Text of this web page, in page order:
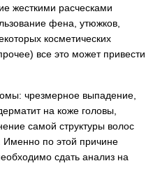
жесткими расческами
фена, утюжков,
косметических
все это может привести
чрезмерное выпадение,
на коже головы,
самой структуры волос
по этой причине
сдать анализ на